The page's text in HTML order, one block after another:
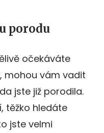
porodu
očekáváte
mohou vám vadit
jste již porodila.
těžko hledáte
jste velmi